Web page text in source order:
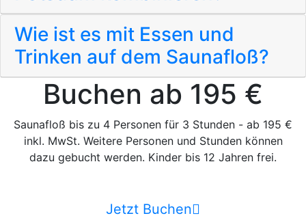
Wie ist es mit Essen und
Trinken auf dem Saunafloß?
Buchen ab 195 €
Saunafloß bis zu 4 Personen für 3 Stunden - ab 195 €
inkl. MwSt. Weitere Personen und Stunden können
dazu gebucht werden. Kinder bis 12 Jahren frei.
Jetzt Buchen